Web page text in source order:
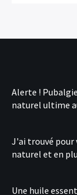
Alerte !
naturel ultime
J'ai trouvé pour
naturel et en
Une huile